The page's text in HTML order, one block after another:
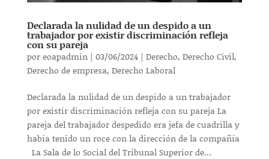
Declarada la nulidad de un despido a un
trabajador por existir discriminación refleja
con su pareja
poreoapadmin| 03/06/2024| Derecho, Derecho Civil,
Derecho de empresa, Derecho Laboral
Declarada la nulidad de un despido a un trabajador
por existir discriminación refleja con su pareja La
pareja del trabajador despedido era jefa de cuadrilla y
había tenido un roce con la dirección de la compañía
La Sala de lo Social del Tribunal Superior de...